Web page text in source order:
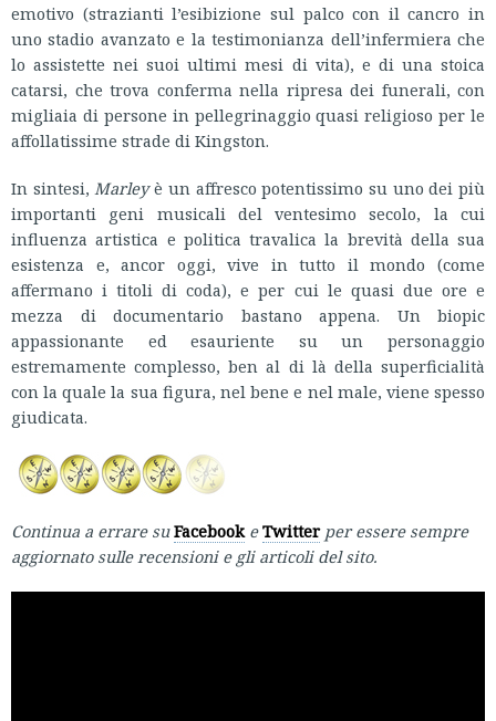
emotivo (strazianti l’esibizione sul palco con il cancro in
uno stadio avanzato e la testimonianza dell’infermiera che
lo assistette nei suoi ultimi mesi di vita), e di una stoica
catarsi, che trova conferma nella ripresa dei funerali, con
migliaia di persone in pellegrinaggio quasi religioso per le
affollatissime strade di Kingston.
In sintesi, Marleyè un affresco potentissimo su uno dei più
importanti geni musicali del ventesimo secolo, la cui
influenza artistica e politica travalica la brevità della sua
esistenza e, ancor oggi, vive in tutto il mondo (come
affermano i titoli di coda), e per cui le quasi due ore e
mezza di documentario bastano appena. Un biopic
appassionante ed esauriente su un personaggio
estremamente complesso, ben al di là della superficialità
con la quale la sua figura, nel bene e nel male, viene spesso
giudicata.
Continua a errare suFacebookeTwitterper essere sempre
aggiornato sulle recensioni e gli articoli del sito.